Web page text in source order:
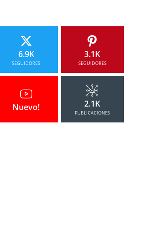
6.9K
SEGUIDORES
3.1K
SEGUIDORES
Nuevo! 2.1K
PUBLICACIONES